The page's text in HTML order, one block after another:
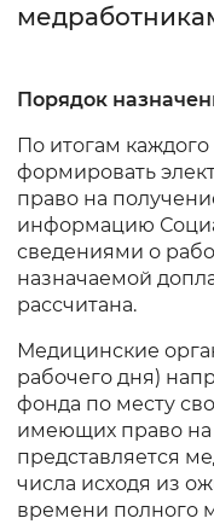
Нормальный
Монохромный
Воспроизвести
Порядок
По итогам
формировать
право на
информацию
сведениями о
назначаемой
рассчитана.
Медицинские
рабочего дня)
фонда по месту
имеющих право на
представляется
числа исходя из
времени полного